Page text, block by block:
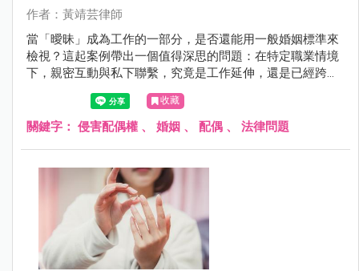
作者：黃靖芸律師
當「曖昧」成為工作的一部分，是否還能用一般婚姻標準來
檢視？這起案例帶出一個值得深思的問題：在特定職業情境
下，親密互動與私下聯繫，究竟是工作延伸，還是已經跨越
婚姻界線？法院的判決結果，也顛覆了許多人對侵害配偶權
的既有想像。
收藏
關鍵字： 侵害配偶權 、 婚姻 、 配偶 、 法律問題